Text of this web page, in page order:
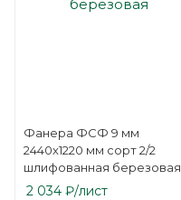
Фанера ФСФ 9 мм
2440х1220 мм сорт 2/2
шлифованная березовая
2 034 ₽/лист